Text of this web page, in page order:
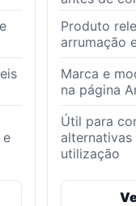
e
Produto
arrumação
Marca e
na página
Útil para
utilização